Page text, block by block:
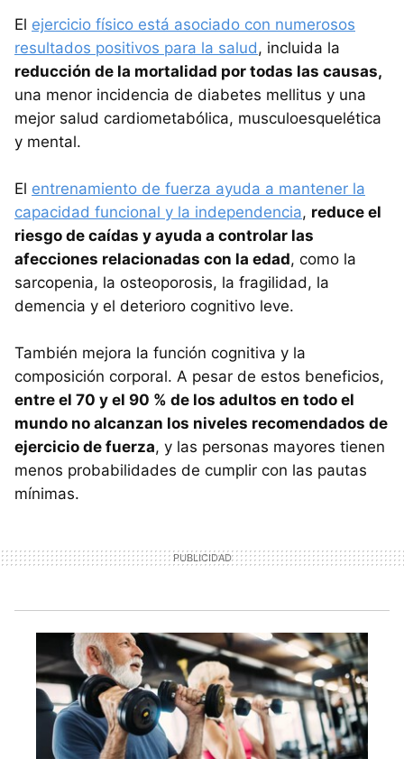
El ejercicio físico está asociado con numerosos
resultados positivos para la salud, incluida la
reducción de la mortalidad por todas las causas,
una menor incidencia de diabetes mellitus y una
mejor salud cardiometabólica, musculoesquelética
y mental.
El entrenamiento de fuerza ayuda a mantener la
capacidad funcional y la independencia, reduce el
riesgo de caídas y ayuda a controlar las
afecciones relacionadas con la edad, como la
sarcopenia, la osteoporosis, la fragilidad, la
demencia y el deterioro cognitivo leve.
También mejora la función cognitiva y la
composición corporal. A pesar de estos beneficios,
entre el 70 y el 90 % de los adultos en todo el
mundo no alcanzan los niveles recomendados de
ejercicio de fuerza, y las personas mayores tienen
menos probabilidades de cumplir con las pautas
mínimas.